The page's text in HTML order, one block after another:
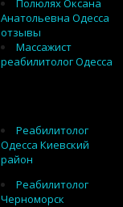
Полюлях Оксана
Анатольевна Одесса
отзывы
Массажист
реабилитолог Одесса
Реабилитолог
Одесса Киевский
район
Реабилитолог
Черноморск